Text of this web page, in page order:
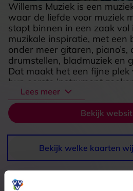
Willems Muziek is een
waar de liefde voor muziek
stapt binnen in een zaak vol
muzikale inspiratie, met een
onder meer gitaren, piano’s,
drumstellen, bladmuziek en
Dat maakt het een fijne plek
hun eerste instrument
muzikanten die gericht
is persoonlijk en enthousiast,
rondneuzen hier net zo leuk
shoppen. Voor iedereen die
repeteert of zijn geluid naar
tillen, is Willems Muziek een
waar muziek echt centraal
Lees meer
Bekijk
Bekijk welke kaarten wij